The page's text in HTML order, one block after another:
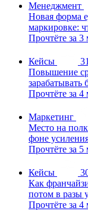
Менеджмент
Новая форма
маркировке:
Прочтёте за 3
Кейсы
Повышение
зарабатывать
Прочтёте за 4
Маркетинг
Место на
фоне
Прочтёте за 5
Кейсы
Как
потом в разы
Прочтёте за 4